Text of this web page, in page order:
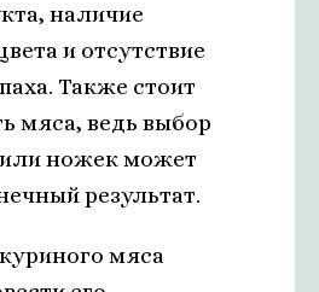
наличие
и отсутствие
Также стоит
мяса, ведь выбор
ножек может
результат.
мяса